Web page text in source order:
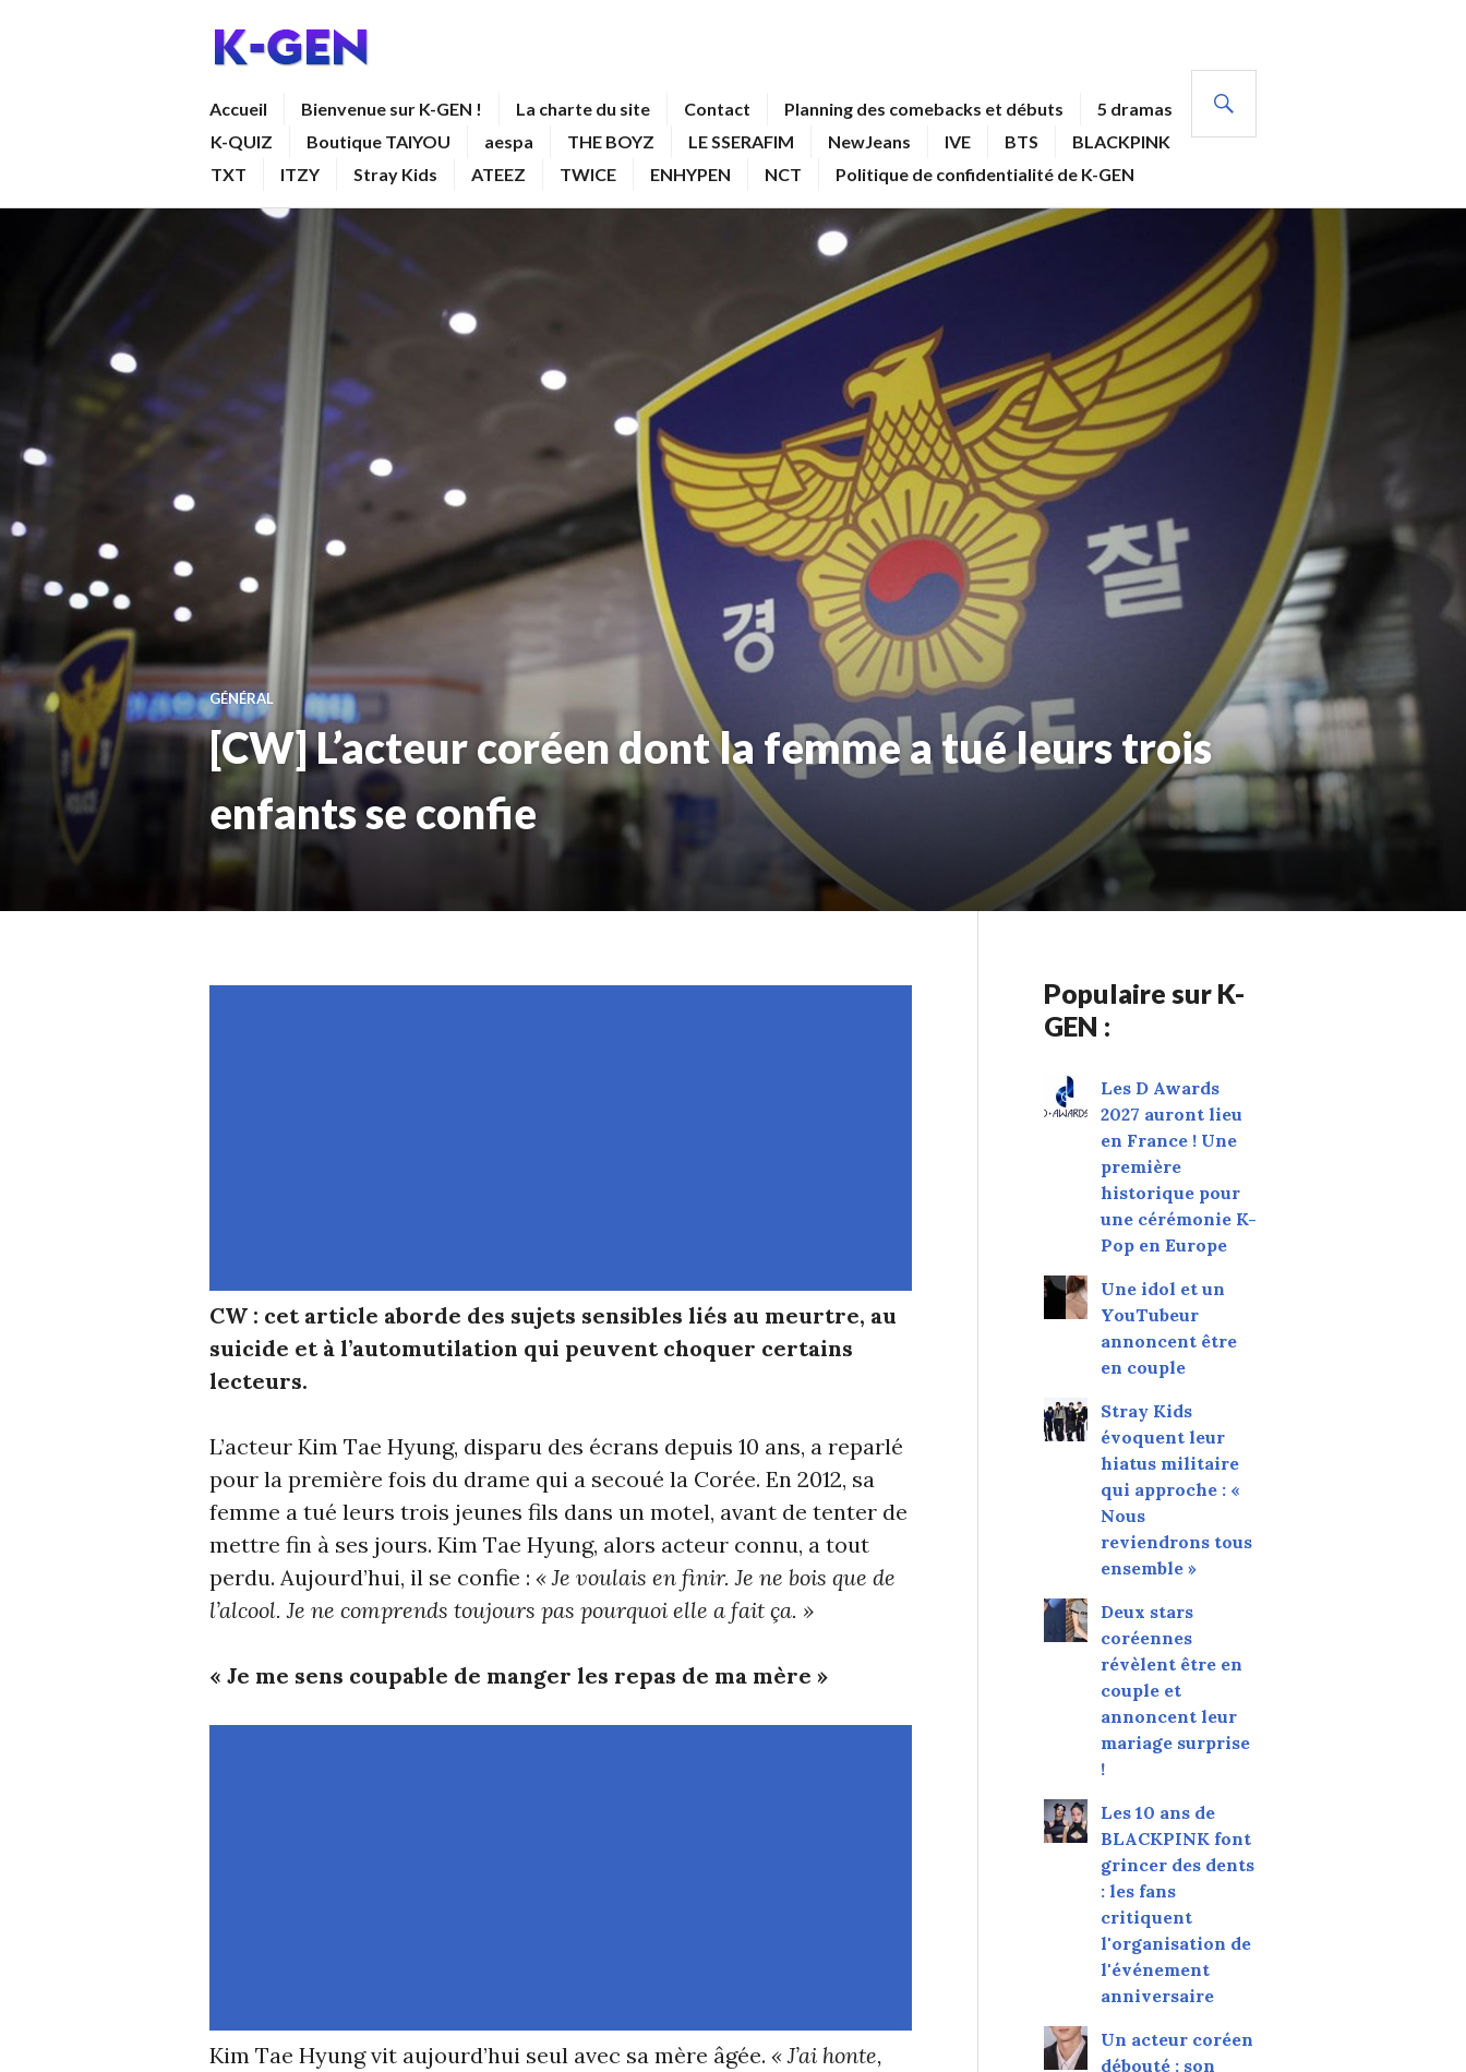
Accueil Bienvenue sur K-GEN ! La charte du site Contact Planning des comebacks et débuts
5 dramas
K-QUIZ
Boutique TAIYOU aespa THE BOYZ LE SSERAFIM NewJeans IVE BTS
BLACKPINK
TXT
ITZY Stray Kids ATEEZ TWICE ENHYPEN NCT Politique de confidentialité de K-GEN
GÉNÉRAL
[CW] L’acteur coréen dont la femme a tué leurs trois
enfants se confie
CW : cet article aborde des sujets sensibles liés au meurtre, au
suicide et à l’automutilation qui peuvent choquer certains
lecteurs.
L’acteur Kim Tae Hyung, disparu des écrans depuis 10 ans, a reparlé
pour la première fois du drame qui a secoué la Corée. En 2012, sa
femme a tué leurs trois jeunes fils dans un motel, avant de tenter de
mettre fin à ses jours. Kim Tae Hyung, alors acteur connu, a tout
perdu. Aujourd’hui, il se confie : « Je voulais en finir. Je ne bois que de
l’alcool. Je ne comprends toujours pas pourquoi elle a fait ça. »
« Je me sens coupable de manger les repas de ma mère »
Kim Tae Hyung vit aujourd’hui seul avec sa mère âgée. « J’ai honte,
Populaire sur K-
GEN :
Les D Awards
2027 auront lieu
en France ! Une
première
historique pour
une cérémonie K-
Pop en Europe
Une idol et un
YouTubeur
annoncent être
en couple
Stray Kids
évoquent leur
hiatus militaire
qui approche : «
Nous
reviendrons tous
ensemble »
Deux stars
coréennes
révèlent être en
couple et
annoncent leur
mariage surprise
!
Les 10 ans de
BLACKPINK font
grincer des dents
: les fans
critiquent
l'organisation de
l'événement
anniversaire
Un acteur coréen
débouté : son